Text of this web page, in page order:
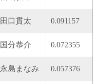
田口貫太 0.091157
国分恭介 0.072355
永島まなみ 0.057376